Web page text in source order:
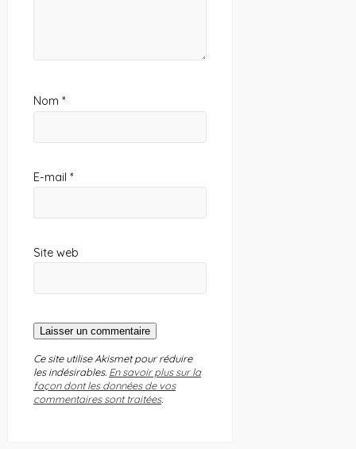
Nom *
E-mail *
Site web
Ce site utilise Akismet pour réduire
les indésirables. En savoir plus sur la
façon dont les données de vos
commentaires sont traitées.